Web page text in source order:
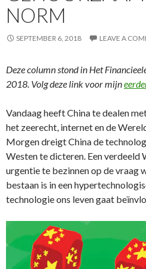
NORM
SEPTEMBER 6, 2018 LEAVE A
Deze column stond in Het
2018. Volg deze link voor mijn
Vandaag heeft China te dealen
het zeerecht, internet en de
Morgen dreigt China de
Westen te dicteren. Een verdeeld
urgentie te bezinnen op de vraag
bestaan is in een
technologie ons leven gaat